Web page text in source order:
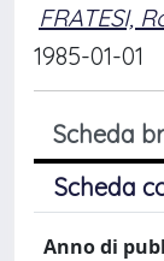
FRATESI,
1985-01-01
Scheda
Scheda
Anno di